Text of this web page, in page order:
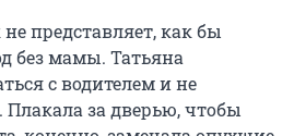
представляет, как бы
без мамы. Татьяна
с водителем и не
Плакала за дверью, чтобы